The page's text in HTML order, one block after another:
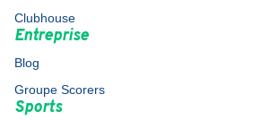
Clubhouse
Entreprise
Blog
Groupe Scorers
Sports